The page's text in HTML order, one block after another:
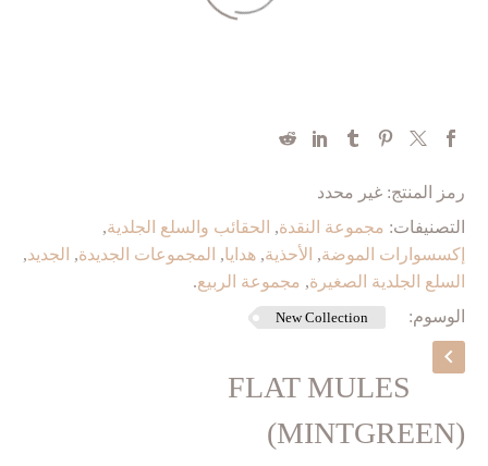
رمز المنتج: غير محدد
التصنيفات: مجموعة النقدة, الحقائب والسلع الجلدية,
إكسسوارات الموضة, الأحذية, هدايا, المجموعات الجديدة, الجديد,
السلع الجلدية الصغيرة, مجموعة الربيع.
الوسوم:
New Collection
FLAT MULES
(MINTGREEN)